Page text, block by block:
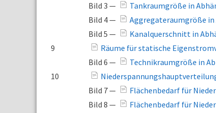
Bild 3 —
Tankraumgröße in
Bild 4 —
Aggregateraumgröße
Bild 5 —
Kanalquerschnitt in
9
Räume für statische
Bild 6 —
Technikraumgröße in
10
Bild 7 —
Flächenbedarf für
Bild 8 —
Flächenbedarf für